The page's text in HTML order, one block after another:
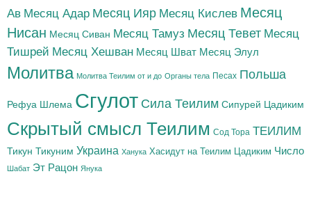
Ав Месяц Адар Месяц Ияр Месяц Кислев Месяц
Нисан Месяц Сиван Месяц Тамуз Месяц Тевет Месяц
Тишрей Месяц Хешван Месяц Шват Месяц Элул
Молитва Молитва Теилим от и до Органы тела Песах Польша
Рефуа Шлема Сгулот Сила Теилим Сипурей Цадиким
Скрытый смысл Теилим Сод Тора ТЕИЛИМ
Тикун Тикуним Украина Ханука Хасидут на Теилим Цадиким Число
Шабат Эт Рацон Янука